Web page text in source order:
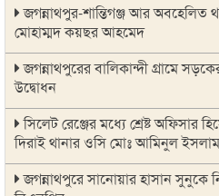
জগন্নাথপুর-শান্তিগঞ্জ আর অবহেলিত
মোহাম্মদ কয়ছর আহমেদ
জগন্নাথপুরের বালিকান্দী গ্রামে
উদ্বোধন
সিলেট রেঞ্জের মধ্যে শ্রেষ্ট অফিসার
দিরাই থানার ওসি মোঃ আমিনুল ইসলাম
জগন্নাথপুরে সানোয়ার হাসান সুনুকে